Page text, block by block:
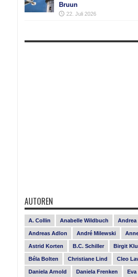
Bruun
22. Juli 2026
AUTOREN
A. Collin Anabelle Wildbuch Andrea
Andreas Adlon André Milewski
Astrid Korten B.C. Schiller Birgit
Béla Bolten Christiane Lind Cleo
Daniela Arnold Daniela Frenken